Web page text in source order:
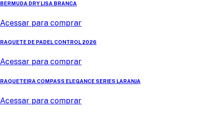
BERMUDA DRY LISA BRANCA
Acessar para comprar
RAQUETE DE PADEL CONTROL 2026
Acessar para comprar
RAQUETEIRA COMPASS ELEGANCE SERIES LARANJA
Acessar para comprar